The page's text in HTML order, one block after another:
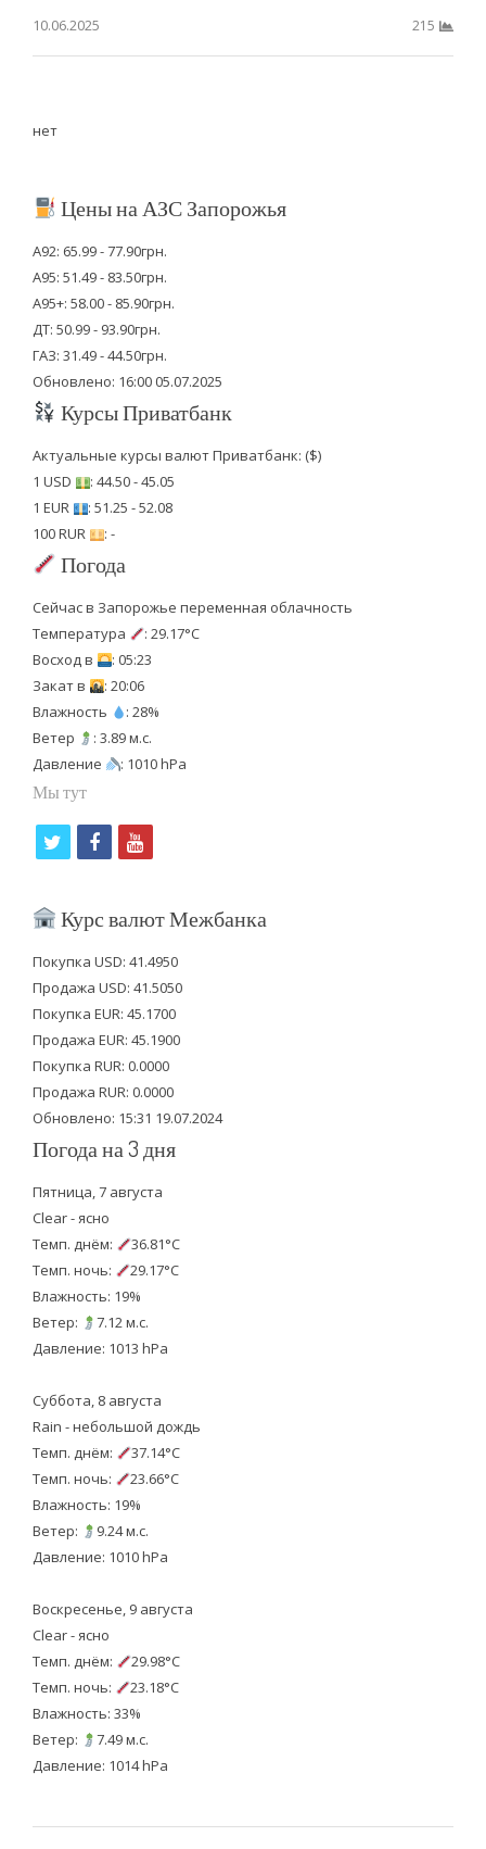
10.06.2025
215
нет
Цены на АЗС Запорожья
А92: 65.99 - 77.90грн.
А95: 51.49 - 83.50грн.
А95+: 58.00 - 85.90грн.
ДТ: 50.99 - 93.90грн.
ГАЗ: 31.49 - 44.50грн.
Обновлено: 16:00 05.07.2025
Курсы Приватбанк
Актуальные курсы валют Приватбанк: ($)
1 USD
: 44.50 - 45.05
1 EUR
: 51.25 - 52.08
100 RUR
: -
Погода
Сейчас в Запорожье переменная облачность
Температура
: 29.17°C
Восход в
: 05:23
Закат в
: 20:06
Влажность
: 28%
Ветер
: 3.89 м.с.
Давление
: 1010 hPa
Мы тут
i
t
e
r
f
c
b
o
o
k
y
u
u
b
e
Курс валют Межбанка
Покупка USD: 41.4950
Продажа USD: 41.5050
Покупка EUR: 45.1700
Продажа EUR: 45.1900
Покупка RUR: 0.0000
Продажа RUR: 0.0000
Обновлено: 15:31 19.07.2024
Погода на 3 дня
Пятница, 7 августа
Clear - ясно
Темп. днём:
36.81°C
Темп. ночь:
29.17°C
Влажность: 19%
Ветер:
7.12 м.с.
Давление: 1013 hPa
Суббота, 8 августа
Rain - небольшой дождь
Темп. днём:
37.14°C
Темп. ночь:
23.66°C
Влажность: 19%
Ветер:
9.24 м.с.
Давление: 1010 hPa
Воскресенье, 9 августа
Clear - ясно
Темп. днём:
29.98°C
Темп. ночь:
23.18°C
Влажность: 33%
Ветер:
7.49 м.с.
Давление: 1014 hPa